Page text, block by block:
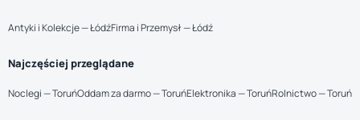
Antyki i Kolekcje — ŁódźFirma i Przemysł — Łódź
Najczęściej przeglądane
Noclegi — ToruńOddam za darmo — ToruńElektronika — ToruńRolnictwo — Toruń